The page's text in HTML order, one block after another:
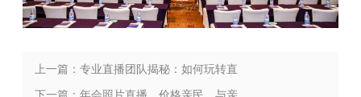
上一篇：专业直播团队揭秘：如何玩转直